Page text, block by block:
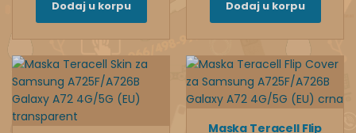
Dodaj u korpu Dodaj u korpu
Maska Teracell Flip